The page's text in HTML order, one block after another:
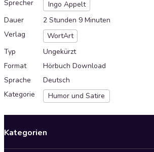
Sprecher
Ingo Appelt
Dauer
2 Stunden 9 Minuten
Verlag
WortArt
Typ
Ungekürzt
Format
Hörbuch Download
Sprache
Deutsch
Kategorie
Humor und Satire
Kategorien